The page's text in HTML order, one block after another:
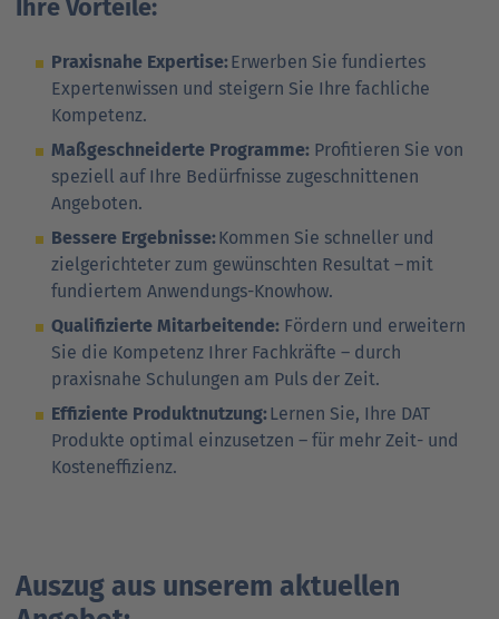
Ihre Vorteile:
Praxisnahe Expertise: Erwerben Sie fundiertes
Expertenwissen und steigern Sie Ihre fachliche
Kompetenz.
Maßgeschneiderte Programme: Profitieren Sie von
speziell auf Ihre Bedürfnisse zugeschnittenen
Angeboten.
Bessere Ergebnisse: Kommen Sie schneller und
zielgerichteter zum gewünschten Resultat – mit
fundiertem Anwendungs-Knowhow.
Qualifizierte Mitarbeitende: Fördern und erweitern
Sie die Kompetenz Ihrer Fachkräfte – durch
praxisnahe Schulungen am Puls der Zeit.
Effiziente Produktnutzung: Lernen Sie, Ihre DAT
Produkte optimal einzusetzen – für mehr Zeit- und
Kosteneffizienz.
Auszug aus unserem aktuellen